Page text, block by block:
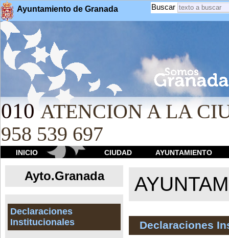
Ayuntamiento de Granada Buscar
010 ATENCION A LA
958 539 697
INICIO CIUDAD AYUNTAMIENTO
Ayto.Granada
Declaraciones
Institucionales
Declaraciones